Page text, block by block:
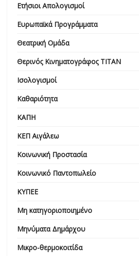
Ετήσιοι Απολογισμοί
Ευρωπαϊκά Προγράμματα
Θεατρική Ομάδα
Θερινός Κινηματογράφος ΤΙΤΑΝ
Ισολογισμοί
Καθαριότητα
ΚΑΠΗ
ΚΕΠ Αιγάλεω
Κοινωνική Προστασία
Κοινωνικό Παντοπωλείο
ΚΥΠΕΕ
Μη κατηγοριοποιημένο
Μηνύματα Δημάρχου
Μικρο-θερμοκοιτίδα